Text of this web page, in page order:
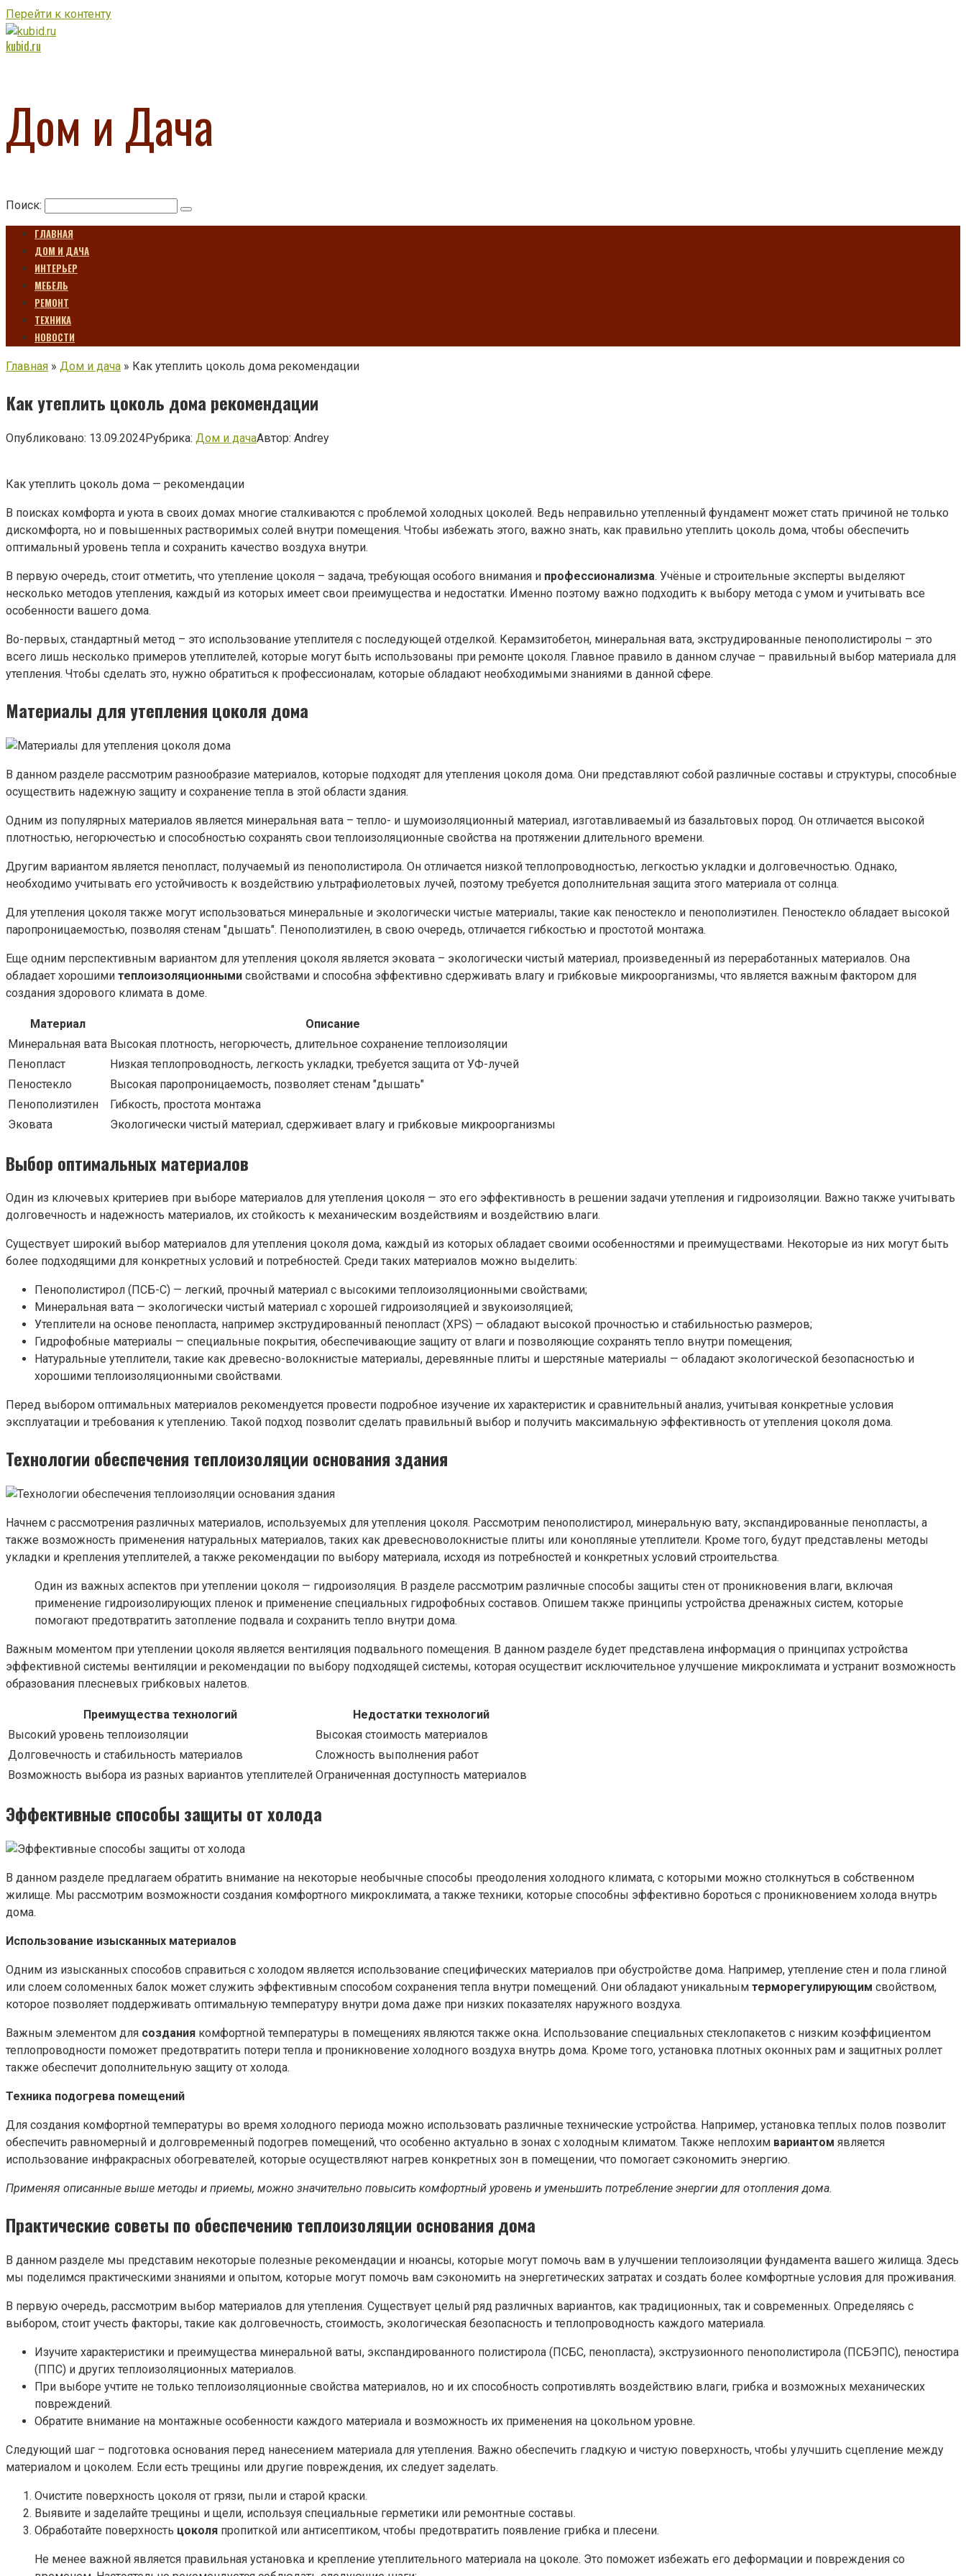
Перейти к контенту
kubid.ru
Дом и Дача
Поиск:
ГЛАВНАЯ
ДОМ И ДАЧА
ИНТЕРЬЕР
МЕБЕЛЬ
РЕМОНТ
ТЕХНИКА
НОВОСТИ
Главная » Дом и дача » Как утеплить цоколь дома рекомендации
Как утеплить цоколь дома рекомендации
Опубликовано: 13.09.2024Рубрика: Дом и дачаАвтор: Andrey
Как утеплить цоколь дома — рекомендации
В поисках комфорта и уюта в своих домах многие сталкиваются с проблемой холодных цоколей. Ведь неправильно утепленный фундамент может стать причиной не только
дискомфорта, но и повышенных растворимых солей внутри помещения. Чтобы избежать этого, важно знать, как правильно утеплить цоколь дома, чтобы обеспечить
оптимальный уровень тепла и сохранить качество воздуха внутри.
В первую очередь, стоит отметить, что утепление цоколя – задача, требующая особого внимания и профессионализма. Учёные и строительные эксперты выделяют
несколько методов утепления, каждый из которых имеет свои преимущества и недостатки. Именно поэтому важно подходить к выбору метода с умом и учитывать все
особенности вашего дома.
Во-первых, стандартный метод – это использование утеплителя с последующей отделкой. Керамзитобетон, минеральная вата, экструдированные пенополистиролы – это
всего лишь несколько примеров утеплителей, которые могут быть использованы при ремонте цоколя. Главное правило в данном случае – правильный выбор материала для
утепления. Чтобы сделать это, нужно обратиться к профессионалам, которые обладают необходимыми знаниями в данной сфере.
Материалы для утепления цоколя дома
В данном разделе рассмотрим разнообразие материалов, которые подходят для утепления цоколя дома. Они представляют собой различные составы и структуры, способные
осуществить надежную защиту и сохранение тепла в этой области здания.
Одним из популярных материалов является минеральная вата – тепло- и шумоизоляционный материал, изготавливаемый из базальтовых пород. Он отличается высокой
плотностью, негорючестью и способностью сохранять свои теплоизоляционные свойства на протяжении длительного времени.
Другим вариантом является пенопласт, получаемый из пенополистирола. Он отличается низкой теплопроводностью, легкостью укладки и долговечностью. Однако,
необходимо учитывать его устойчивость к воздействию ультрафиолетовых лучей, поэтому требуется дополнительная защита этого материала от солнца.
Для утепления цоколя также могут использоваться минеральные и экологически чистые материалы, такие как пеностекло и пенополиэтилен. Пеностекло обладает высокой
паропроницаемостью, позволяя стенам "дышать". Пенополиэтилен, в свою очередь, отличается гибкостью и простотой монтажа.
Еще одним перспективным вариантом для утепления цоколя является эковата – экологически чистый материал, произведенный из переработанных материалов. Она
обладает хорошими теплоизоляционными свойствами и способна эффективно сдерживать влагу и грибковые микроорганизмы, что является важным фактором для
создания здорового климата в доме.
Материал
Описание
Минеральная вата Высокая плотность, негорючесть, длительное сохранение теплоизоляции
Пенопласт
Низкая теплопроводность, легкость укладки, требуется защита от УФ-лучей
Пеностекло
Высокая паропроницаемость, позволяет стенам "дышать"
Пенополиэтилен
Гибкость, простота монтажа
Эковата
Экологически чистый материал, сдерживает влагу и грибковые микроорганизмы
Выбор оптимальных материалов
Один из ключевых критериев при выборе материалов для утепления цоколя — это его эффективность в решении задачи утепления и гидроизоляции. Важно также учитывать
долговечность и надежность материалов, их стойкость к механическим воздействиям и воздействию влаги.
Существует широкий выбор материалов для утепления цоколя дома, каждый из которых обладает своими особенностями и преимуществами. Некоторые из них могут быть
более подходящими для конкретных условий и потребностей. Среди таких материалов можно выделить:
Пенополистирол (ПСБ-С) — легкий, прочный материал с высокими теплоизоляционными свойствами;
Минеральная вата — экологически чистый материал с хорошей гидроизоляцией и звукоизоляцией;
Утеплители на основе пенопласта, например экструдированный пенопласт (XPS) — обладают высокой прочностью и стабильностью размеров;
Гидрофобные материалы — специальные покрытия, обеспечивающие защиту от влаги и позволяющие сохранять тепло внутри помещения;
Натуральные утеплители, такие как древесно-волокнистые материалы, деревянные плиты и шерстяные материалы — обладают экологической безопасностью и
хорошими теплоизоляционными свойствами.
Перед выбором оптимальных материалов рекомендуется провести подробное изучение их характеристик и сравнительный анализ, учитывая конкретные условия
эксплуатации и требования к утеплению. Такой подход позволит сделать правильный выбор и получить максимальную эффективность от утепления цоколя дома.
Технологии обеспечения теплоизоляции основания здания
Начнем с рассмотрения различных материалов, используемых для утепления цоколя. Рассмотрим пенополистирол, минеральную вату, экспандированные пенопласты, а
также возможность применения натуральных материалов, таких как древесноволокнистые плиты или конопляные утеплители. Кроме того, будут представлены методы
укладки и крепления утеплителей, а также рекомендации по выбору материала, исходя из потребностей и конкретных условий строительства.
Один из важных аспектов при утеплении цоколя — гидроизоляция. В разделе рассмотрим различные способы защиты стен от проникновения влаги, включая
применение гидроизолирующих пленок и применение специальных гидрофобных составов. Опишем также принципы устройства дренажных систем, которые
помогают предотвратить затопление подвала и сохранить тепло внутри дома.
Важным моментом при утеплении цоколя является вентиляция подвального помещения. В данном разделе будет представлена информация о принципах устройства
эффективной системы вентиляции и рекомендации по выбору подходящей системы, которая осуществит исключительное улучшение микроклимата и устранит возможность
образования плесневых грибковых налетов.
Преимущества технологий
Недостатки технологий
Высокий уровень теплоизоляции
Высокая стоимость материалов
Долговечность и стабильность материалов
Сложность выполнения работ
Возможность выбора из разных вариантов утеплителей Ограниченная доступность материалов
Эффективные способы защиты от холода
В данном разделе предлагаем обратить внимание на некоторые необычные способы преодоления холодного климата, с которыми можно столкнуться в собственном
жилище. Мы рассмотрим возможности создания комфортного микроклимата, а также техники, которые способны эффективно бороться с проникновением холода внутрь
дома.
Использование изысканных материалов
Одним из изысканных способов справиться с холодом является использование специфических материалов при обустройстве дома. Например, утепление стен и пола глиной
или слоем соломенных балок может служить эффективным способом сохранения тепла внутри помещений. Они обладают уникальным терморегулирующим свойством,
которое позволяет поддерживать оптимальную температуру внутри дома даже при низких показателях наружного воздуха.
Важным элементом для создания комфортной температуры в помещениях являются также окна. Использование специальных стеклопакетов с низким коэффициентом
теплопроводности поможет предотвратить потери тепла и проникновение холодного воздуха внутрь дома. Кроме того, установка плотных оконных рам и защитных роллет
также обеспечит дополнительную защиту от холода.
Техника подогрева помещений
Для создания комфортной температуры во время холодного периода можно использовать различные технические устройства. Например, установка теплых полов позволит
обеспечить равномерный и долговременный подогрев помещений, что особенно актуально в зонах с холодным климатом. Также неплохим вариантом является
использование инфракрасных обогревателей, которые осуществляют нагрев конкретных зон в помещении, что помогает сэкономить энергию.
Применяя описанные выше методы и приемы, можно значительно повысить комфортный уровень и уменьшить потребление энергии для отопления дома.
Практические советы по обеспечению теплоизоляции основания дома
В данном разделе мы представим некоторые полезные рекомендации и нюансы, которые могут помочь вам в улучшении теплоизоляции фундамента вашего жилища. Здесь
мы поделимся практическими знаниями и опытом, которые могут помочь вам сэкономить на энергетических затратах и создать более комфортные условия для проживания.
В первую очередь, рассмотрим выбор материалов для утепления. Существует целый ряд различных вариантов, как традиционных, так и современных. Определяясь с
выбором, стоит учесть факторы, такие как долговечность, стоимость, экологическая безопасность и теплопроводность каждого материала.
Изучите характеристики и преимущества минеральной ваты, экспандированного полистирола (ПСБС, пенопласта), экструзионного пенополистирола (ПСБЭПС), пеностира
(ППС) и других теплоизоляционных материалов.
При выборе учтите не только теплоизоляционные свойства материалов, но и их способность сопротивлять воздействию влаги, грибка и возможных механических
повреждений.
Обратите внимание на монтажные особенности каждого материала и возможность их применения на цокольном уровне.
Следующий шаг – подготовка основания перед нанесением материала для утепления. Важно обеспечить гладкую и чистую поверхность, чтобы улучшить сцепление между
материалом и цоколем. Если есть трещины или другие повреждения, их следует заделать.
Очистите поверхность цоколя от грязи, пыли и старой краски.
Выявите и заделайте трещины и щели, используя специальные герметики или ремонтные составы.
Обработайте поверхность цоколя пропиткой или антисептиком, чтобы предотвратить появление грибка и плесени.
Не менее важной является правильная установка и крепление утеплительного материала на цоколе. Это поможет избежать его деформации и повреждения со